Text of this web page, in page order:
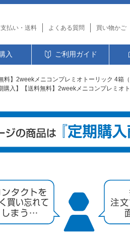
払い・送料 よくある質問 買い物かご
入 ご利用ガイド
】2weekメニコンプレミオトーリック 4箱（
入】【送料無料】2weekメニコンプレミオ